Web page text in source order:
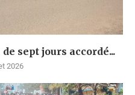
sept jours accordé...
2026